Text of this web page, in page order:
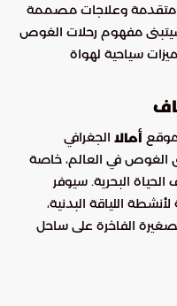
متقدمة وعلاجات مصممة
سيتبنى مفهوم رحلات الغوص
سياحية لهواة
أمالا الجغرافي
الغوص في العالم، خاصة
البحرية. سيوفر
اللياقة البدنية،
الفاخرة على ساحل